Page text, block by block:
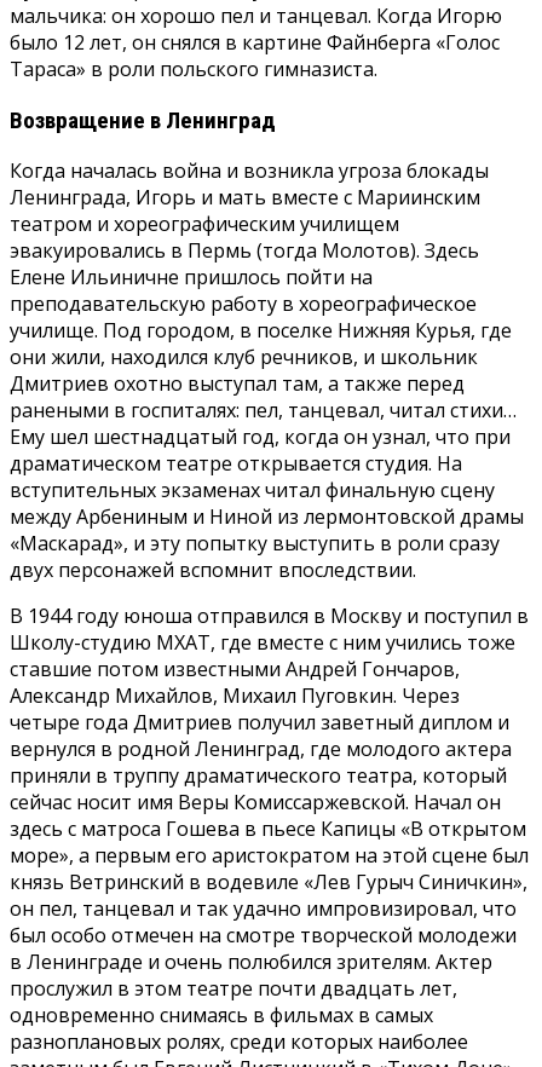
мальчика: он хорошо пел и танцевал. Когда Игорю
было 12 лет, он снялся в картине Файнберга «Голос
Тараса» в роли польского гимназиста.
Возвращение в Ленинград
Когда началась война и возникла угроза блокады
Ленинграда, Игорь и мать вместе с Мариинским
театром и хореографическим училищем
эвакуировались в Пермь (тогда Молотов). Здесь
Елене Ильиничне пришлось пойти на
преподавательскую работу в хореографическое
училище. Под городом, в поселке Нижняя Курья, где
они жили, находился клуб речников, и школьник
Дмитриев охотно выступал там, а также перед
ранеными в госпиталях: пел, танцевал, читал стихи…
Ему шел шестнадцатый год, когда он узнал, что при
драматическом театре открывается студия. На
вступительных экзаменах читал финальную сцену
между Арбениным и Ниной из лермонтовской драмы
«Маскарад», и эту попытку выступить в роли сразу
двух персонажей вспомнит впоследствии.
В 1944 году юноша отправился в Москву и поступил в
Школу-студию МХАТ, где вместе с ним учились тоже
ставшие потом известными Андрей Гончаров,
Александр Михайлов, Михаил Пуговкин. Через
четыре года Дмитриев получил заветный диплом и
вернулся в родной Ленинград, где молодого актера
приняли в труппу драматического театра, который
сейчас носит имя Веры Комиссаржевской. Начал он
здесь с матроса Гошева в пьесе Капицы «В открытом
море», а первым его аристократом на этой сцене был
князь Ветринский в водевиле «Лев Гурыч Синичкин»,
он пел, танцевал и так удачно импровизировал, что
был особо отмечен на смотре творческой молодежи
в Ленинграде и очень полюбился зрителям. Актер
прослужил в этом театре почти двадцать лет,
одновременно снимаясь в фильмах в самых
разноплановых ролях, среди которых наиболее